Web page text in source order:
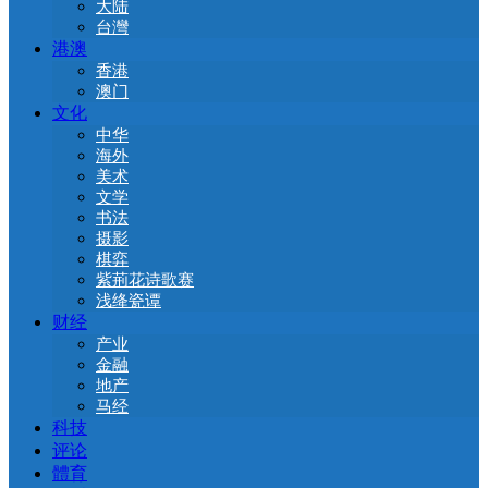
大陆
台灣
港澳
香港
澳门
文化
中华
海外
美术
文学
书法
摄影
棋弈
紫荊花诗歌赛
浅绛瓷谭
财经
产业
金融
地产
马经
科技
评论
體育